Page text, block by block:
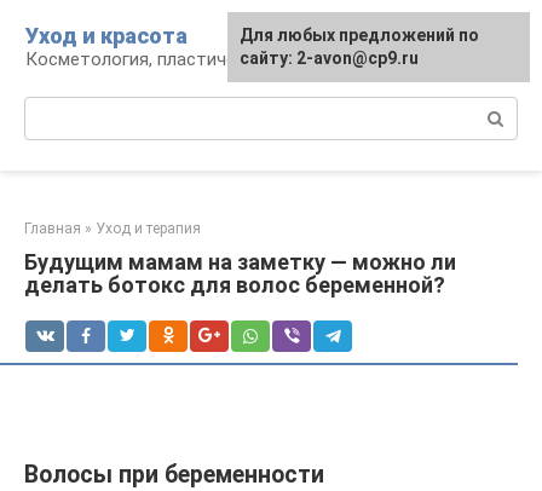
контенту
Уход и красота
Косметология, пластическая хирургия, уход
Главная » Уход и терапия
Будущим мамам на заметку — можно ли
делать ботокс для волос беременной?
Волосы при беременности
Для любых предложений по
сайту: 2-avon@cp9.ru